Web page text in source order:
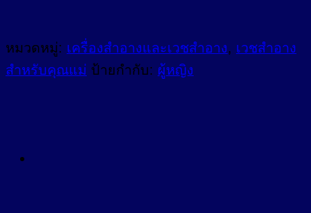
หมวดหมู่: เครื่องสำอางและเวชสำอาง, เวชสำอาง
สำหรับคุณแม่ ป้ายกำกับ: ผู้หญิง